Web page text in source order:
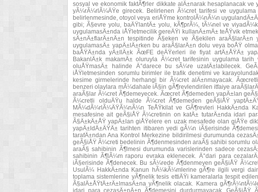
sosyal ve ekonomik faktÃ¶rler dikkate alÄ±narak hesaplanacak
yÃ¼rÃ¼rlÃ¼ÄŸe girecek. Belirlenen Ã¼cret tarifesi ve
belirlenmesinde, otoyol veya eriÅŸme kontrolÃ¼nÃ¼n
gibi; Ã§evre yolu, baÄŸlantÄ± yolu, kÃ¶prÃ¼, tÃ¼nel ve
uygulamasÄ±nda iÅŸletmecilik gereÄŸi kullanÄ±mÄ± teÅŸvik
sÄ±nÄ±flarÄ±nÄ±n tespitinde Ã§eken ve Ã§ekilen
uygulamasÄ± yapÄ±lÄ±rken bu araÃ§larÄ±n dolu veya boÅŸ
baÅŸÄ±nda yÄ±llÄ±k ÃœFE deÄŸerleri ile fiyat artÄ±ÅŸÄ±
BakanlÄ±k makamÄ± oluruyla Ã¼cret tarifesinin uygulama
oluÅŸmasÄ± halinde Ä°darece bu sÃ¼re uzatÄ±labilecek.
iÅŸletmesinden sorumlu birimler ile trafik denetimi ve
kesime girmelerinde herhangi bir Ã¼cret alÄ±nmayacak.
benzeri olaylara mÃ¼dahale iÃ§in gÃ¶revlendirilen itfaiye
araÃ§lar Ã¼cret Ã¶demeyecek. Ãœcret Ã¶demeden yapÄ±lan
Ã¼cretli olduÄŸu halde Ã¼cret Ã¶demeden geÃ§iÅŸ
MÃ¼dÃ¼rlÃ¼ÄŸÃ¼nÃ¼n TeÅŸkilat ve GÃ¶revleri HakkÄ±nda
mesafesine ait geÃ§iÅŸ Ã¼cretinin on katÄ± tutarÄ±nda idari
Ã§Ä±kÄ±ÅŸ yapÄ±lan giÅŸelere en uzak mesafede olan giÅŸe
yapÄ±ldÄ±ÄŸÄ± tarihten itibaren yedi gÃ¼n iÃ§erisinde
tarafÄ±ndan Ana Kontrol Merkezine bildirilmesi durumunda
geÃ§iÅŸ Ã¼creti bedelinin Ã¶denmesinden araÃ§ sahibi sorumlu
araÃ§ sahibinin Ã¶lmesi durumunda varislerinden sadece
sahibinin Ã¶lÃ¼m raporu evraka eklenecek. Ä°dari para
iÃ§erisinde Ã¶denecek. Bu sÃ¼rede Ã¶denmeyen geÃ§iÅŸ
UsulÃ¼ HakkÄ±nda Kanun hÃ¼kÃ¼mlerine gÃ¶re ilgili vergi
toplama sistemlerine yÃ¶nelik tesis ettiÄŸi kameralarla tespit
Ã§alÄ±ÅŸtÄ±rÄ±lmasÄ±na yÃ¶nelik olacak. Kamera
idari para cezasÄ±nÄ±n Ã¶demesini durdurmayacak.